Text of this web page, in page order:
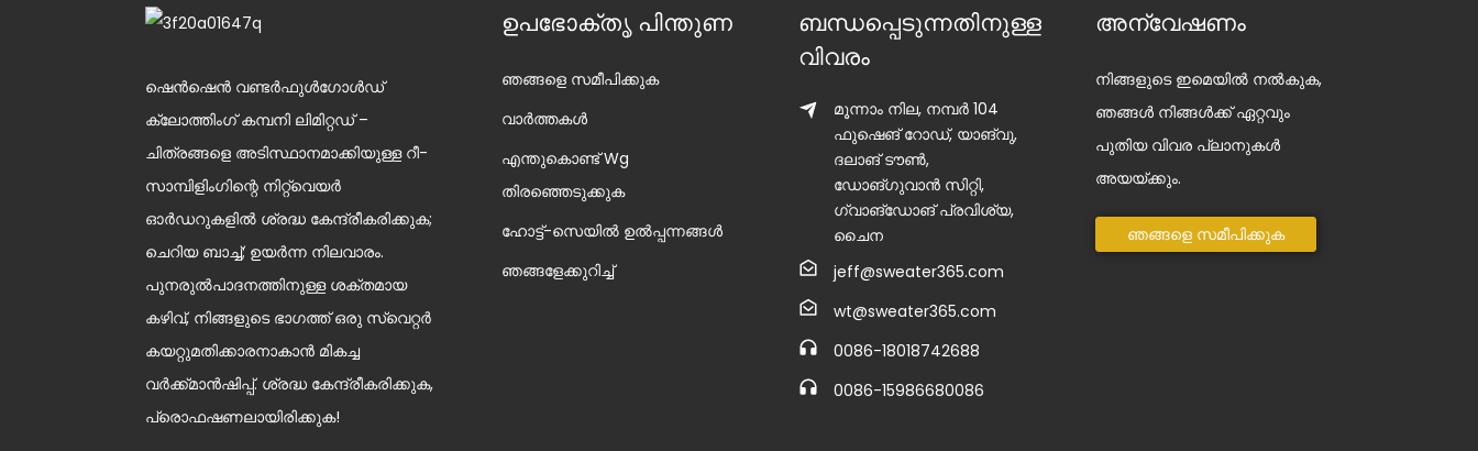
സ്ത്രീകളുടെ നീല &
ഗ്രേ വേവ് മെൻ ബീനി
ഷെൻ‌ഷെൻ വണ്ടർ‌ഫുൾ‌ഗോൾഡ്
ക്ലോത്തിംഗ് കമ്പനി ലിമിറ്റഡ് –
ചിത്രങ്ങളെ അടിസ്ഥാനമാക്കിയുള്ള റീ-
സാമ്പിളിംഗിന്റെ നിറ്റ്വെയർ
ഓർഡറുകളിൽ ശ്രദ്ധ കേന്ദ്രീകരിക്കുക;
ചെറിയ ബാച്ച്; ഉയർന്ന നിലവാരം.
പുനരുൽപാദനത്തിനുള്ള ശക്തമായ
കഴിവ്, നിങ്ങളുടെ ഭാഗത്ത് ഒരു സ്വെറ്റർ
കയറ്റുമതിക്കാരനാകാൻ മികച്ച
വർക്ക്മാൻഷിപ്പ്. ശ്രദ്ധ കേന്ദ്രീകരിക്കുക,
പ്രൊഫഷണലായിരിക്കുക!
ഉപഭോക്തൃ പിന്തുണ
ഞങ്ങളെ സമീപിക്കുക
വാർത്തകൾ
എന്തുകൊണ്ട് Wg
തിരഞ്ഞെടുക്കുക
ഹോട്ട്-സെയിൽ ഉൽപ്പന്നങ്ങൾ
ഞങ്ങളേക്കുറിച്ച്
ബന്ധപ്പെടുന്നതിനുള്ള
വിവരം
മൂന്നാം നില, നമ്പർ 104
ഫുഷെങ് റോഡ്, യാങ്‌വു,
ദലാങ് ടൗൺ,
ഡോങ്‌ഗുവാൻ സിറ്റി,
ഗ്വാങ്‌ഡോങ് പ്രവിശ്യ,
ചൈന
jeff@sweater365.com
wt@sweater365.com
0086-18018742688
0086-15986680086
അന്വേഷണം
നിങ്ങളുടെ ഇമെയിൽ നൽകുക,
ഞങ്ങൾ നിങ്ങൾക്ക് ഏറ്റവും
പുതിയ വിവര പ്ലാനുകൾ
അയയ്ക്കും.
ഞങ്ങളെ സമീപിക്കുക